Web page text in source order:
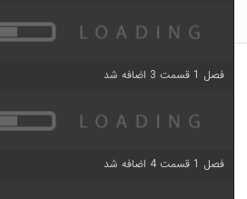
فصل 1 قسمت 3 اضافه شد
فصل 1 قسمت 4 اضافه شد